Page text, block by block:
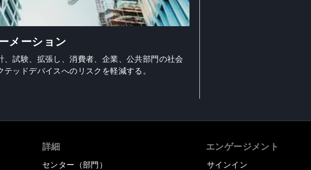
メーション
試験、拡張し、消費者、企業、公共部門の社会
ッドデバイスへのリスクを軽減する。
詳細
センター（部門）
エンゲージメント
サインイン